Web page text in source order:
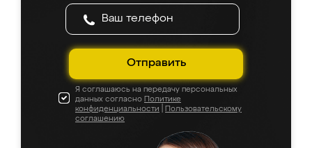
Отправить
Я соглашаюсь на передачу персональных
данных согласно Политике
конфиденциальности
Пользовательскому
соглашению